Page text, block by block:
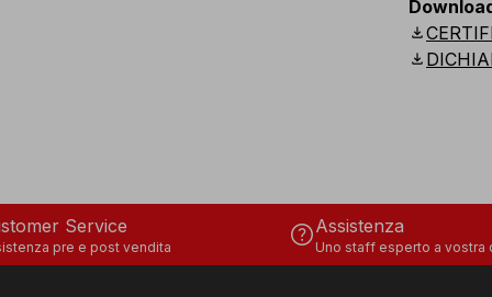
download
download
Service
pre e post vendita helpAssistenza
Uno staff esperto a vostra